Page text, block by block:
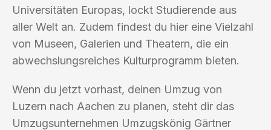
Universitäten Europas, lockt Studierende aus
aller Welt an. Zudem findest du hier eine Vielzahl
von Museen, Galerien und Theatern, die ein
abwechslungsreiches Kulturprogramm bieten.
Wenn du jetzt vorhast, deinen Umzug von
Luzern nach Aachen zu planen, steht dir das
Umzugsunternehmen Umzugskönig Gärtner